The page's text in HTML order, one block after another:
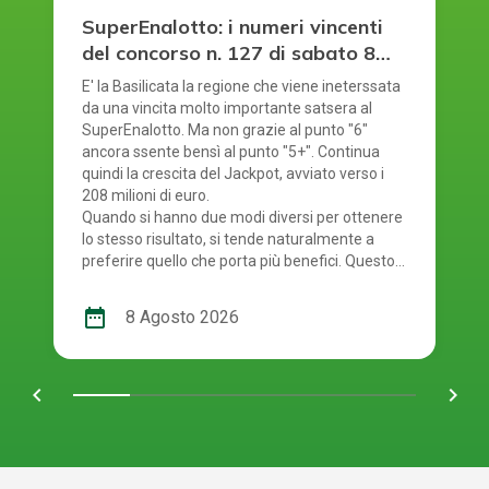
SuperEnalotto: i numeri vincenti
del concorso n. 127 di sabato 8
agosto 2026
E' la Basilicata la regione che viene ineterssata
da una vincita molto importante satsera al
SuperEnalotto. Ma non grazie al punto "6"
ancora ssente bensì al punto "5+". Continua
quindi la crescita del Jackpot, avviato verso i
208 milioni di euro.
Quando si hanno due modi diversi per ottenere
lo stesso risultato, si tende naturalmente a
preferire quello che porta più benefici. Questo
gioca al SuperEnalotto. Infatti, per giocare al
SuperEnalotto si può scegliere tra due opzioni:
comoda e presenta diversi vantaggi per chi
date_range 8 Agosto 2026
chevron_left navigate_next